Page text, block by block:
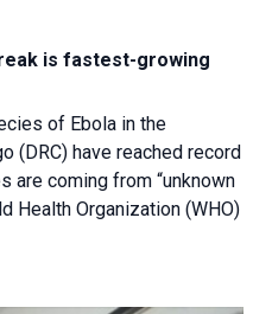
is fastest-growing
of Ebola in the
(DRC) have reached record
are coming from “unknown
Health Organization (WHO)